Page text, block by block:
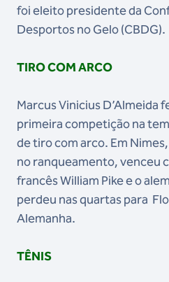
foi eleito presidente da
Desportos no Gelo (CBDG).
TIRO COM ARCO
Marcus Vinicius D’Almeida
primeira competição na
de tiro com arco. Em
no ranqueamento, venceu
francês William Pike e o
perdeu nas quartas para
Alemanha.
TÊNIS